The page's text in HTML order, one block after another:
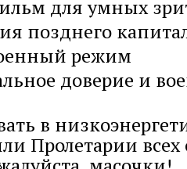
для умных
позднего
режим
доверие и
в
Пролетарии всех